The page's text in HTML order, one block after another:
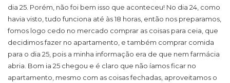
dia 25. Porém, não foi bem isso que aconteceu! No dia 24, como
havia visto, tudo funciona até às 18 horas, então nos preparamos,
fomos logo cedo no mercado comprar as coisas para ceia, que
decidimos fazer no apartamento, e também comprar comida
para o dia 25, pois a minha informação era de que nem farmácia
abria. Bom ia 25 chegou e é claro que não íamos ficar no
apartamento, mesmo com as coisas fechadas, aproveitamos o